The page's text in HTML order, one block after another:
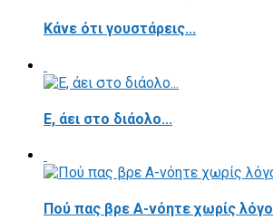
Κάνε ότι γουστάρεις...
E, άει στο διάολο...
Πού πας βρε Α-νόητε χωρίς λόγο